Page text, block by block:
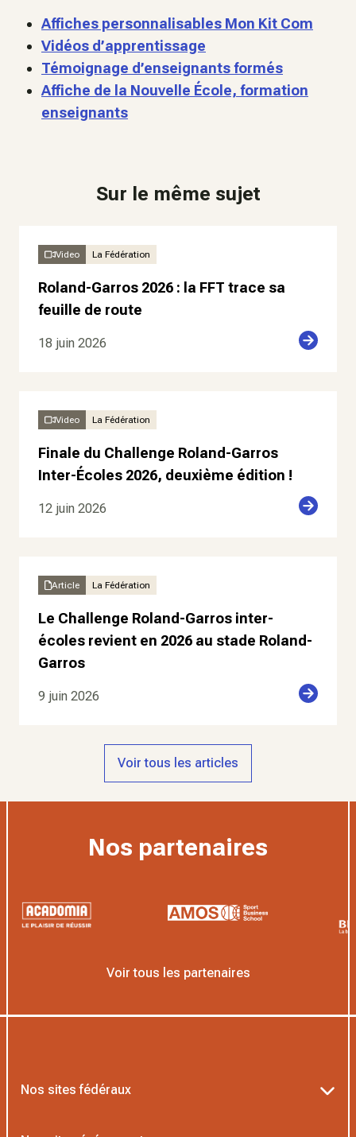
Affiches personnalisables Mon Kit Com
Vidéos d’apprentissage
Témoignage d’enseignants formés
Affiche de la Nouvelle École, formation
enseignants
Sur le même sujet
Video La Fédération
Roland-Garros 2026 : la FFT trace sa
feuille de route
18 juin 2026
Video La Fédération
Finale du Challenge Roland-Garros
Inter-Écoles 2026, deuxième édition !
12 juin 2026
Article La Fédération
Le Challenge Roland-Garros inter-
écoles revient en 2026 au stade Roland-
Garros
9 juin 2026
Voir tous les articles
Nos partenaires
Voir tous les partenaires
Nos sites fédéraux